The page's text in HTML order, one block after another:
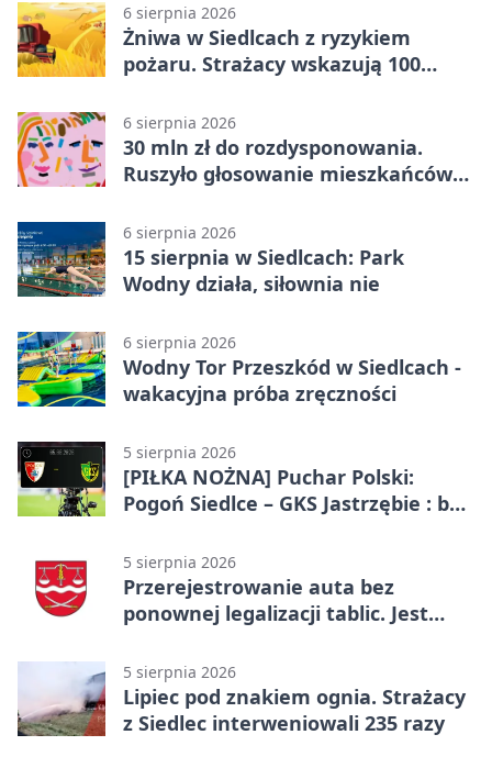
6 sierpnia 2026
Żniwa w Siedlcach z ryzykiem
pożaru. Strażacy wskazują 100
6 sierpnia 2026
30 mln zł do rozdysponowania.
Ruszyło głosowanie mieszkańców
6 sierpnia 2026
15 sierpnia w Siedlcach: Park
Wodny działa, siłownia nie
6 sierpnia 2026
Wodny Tor Przeszkód w Siedlcach -
wakacyjna próba zręczności
5 sierpnia 2026
[PIŁKA NOŻNA] Puchar Polski:
Pogoń Siedlce – GKS Jastrzębie : bez
5 sierpnia 2026
Przerejestrowanie auta bez
ponownej legalizacji tablic. Jest
5 sierpnia 2026
Lipiec pod znakiem ognia. Strażacy
z Siedlec interweniowali 235 razy